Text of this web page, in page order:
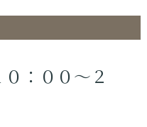
００〜２